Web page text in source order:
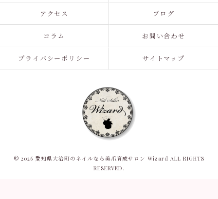
アクセス ブログ
コラム お問い合わせ
プライバシーポリシー サイトマップ
© 2026 愛知県大治町のネイルなら美爪育成サロン Wizard ALL RIGHTS
RESERVED.